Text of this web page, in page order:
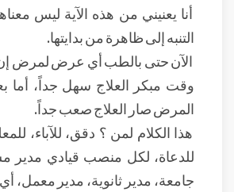
أنا يعنيني من هذه الآية ليس
التنبه إلى ظاهرة من بدايتها.
الآن حتى بالطب أي عرض لمرض إن
وقت مبكر العلاج سهل جداً، أما
المرض صار العلاج صعب جداً.
هذا الكلام لمن ؟ دقق، للآباء،
للدعاة، لكل منصب قيادي مدير
جامعة، مدير ثانوية، مدير معمل،